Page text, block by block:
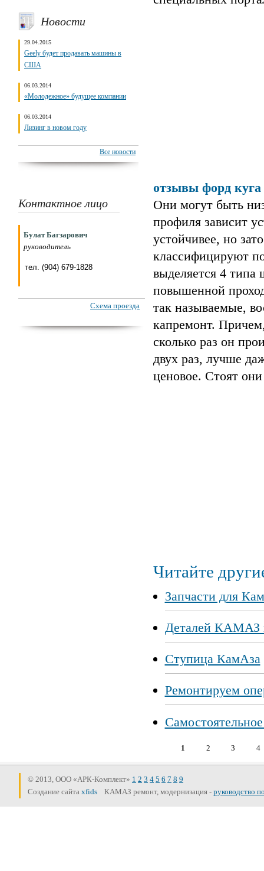
Новости
29.04.2015
Geely будет продавать машины в
США
06.03.2014
«Молодежное» будущее компании
06.03.2014
Лизинг в новом году
Все новости
Контактное лицо
Булат Багзарович
руководитель
тел. (904) 679-1828
Схема проезда
отзывы форд куга
Они могут быть
профиля зависит
устойчивее, но
классифицируют
выделяется 4
повышенной
так называемые,
капремонт.
сколько раз он
двух раз, лучше
ценовое. Стоят
Читайте
Запчасти для
Деталей КАМАЗ
Ступица КамАза
Ремонтируем
Страницы
1 2 3 4
© 2013, ООО «АРК-Комплект» 1 2 3 4 5 6 7 8 9
Создание сайта xfids КАМАЗ ремонт, модернизация - руководство